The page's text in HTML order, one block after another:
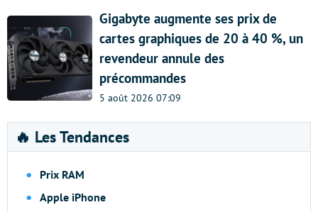
Gigabyte augmente ses prix de
cartes graphiques de 20 à 40 %, un
revendeur annule des
précommandes
5 août 2026 07:09
🔥 Les Tendances
Prix RAM
Apple iPhone